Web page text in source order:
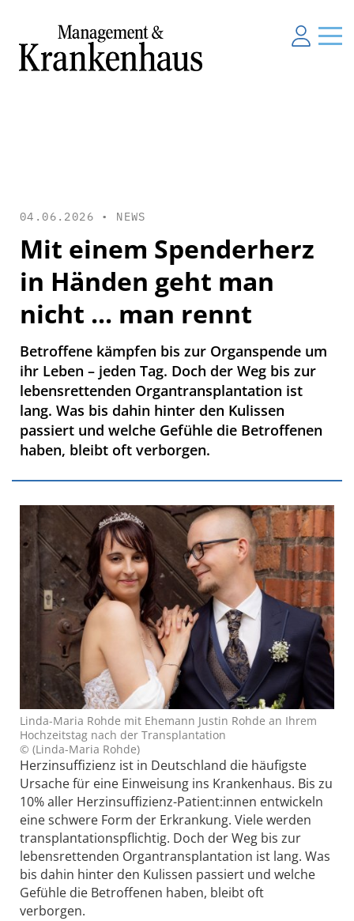
04.06.2026 • NEWS
Mit einem Spenderherz
in Händen geht man
nicht ... man rennt
Betroffene kämpfen bis zur Organspende um
ihr Leben – jeden Tag. Doch der Weg bis zur
lebensrettenden Organtransplantation ist
lang. Was bis dahin hinter den Kulissen
passiert und welche Gefühle die Betroffenen
haben, bleibt oft verborgen.
Linda-Maria Rohde mit Ehemann Justin Rohde an Ihrem
Hochzeitstag nach der Transplantation
© (Linda-Maria Rohde)
Herzinsuffizienz ist in Deutschland die häufigste
Ursache für eine Einweisung ins Krankenhaus. Bis zu
10% aller Herzinsuffizienz-Patient:innen entwickeln
eine schwere Form der Erkrankung. Viele werden
transplantationspflichtig. Doch der Weg bis zur
lebensrettenden Organtransplantation ist lang. Was
bis dahin hinter den Kulissen passiert und welche
Gefühle die Betroffenen haben, bleibt oft
verborgen.